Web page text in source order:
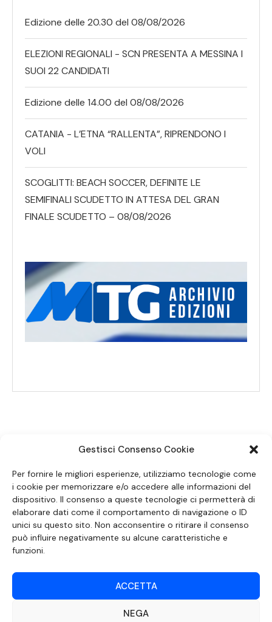
Gestisci Consenso Cookie
Per fornire le migliori esperienze, utilizziamo tecnologie come
i cookie per memorizzare e/o accedere alle informazioni del
dispositivo. Il consenso a queste tecnologie ci permetterà di
elaborare dati come il comportamento di navigazione o ID
unici su questo sito. Non acconsentire o ritirare il consenso
può influire negativamente su alcune caratteristiche e
funzioni.
ACCETTA
NEGA
Edizione delle 20.30 del 08/08/2026
ELEZIONI REGIONALI - SCN PRESENTA A MESSINA I
SUOI 22 CANDIDATI
Edizione delle 14.00 del 08/08/2026
CATANIA - L’ETNA “RALLENTA”, RIPRENDONO I
VOLI
SCOGLITTI: BEACH SOCCER, DEFINITE LE
SEMIFINALI SCUDETTO IN ATTESA DEL GRAN
FINALE SCUDETTO – 08/08/2026
SEGUICI SUI SOCIAL
DOCUMENTO REDATTO AI SENSI DELL’ART. 6 DEL DECRETO DEL MINISTRO